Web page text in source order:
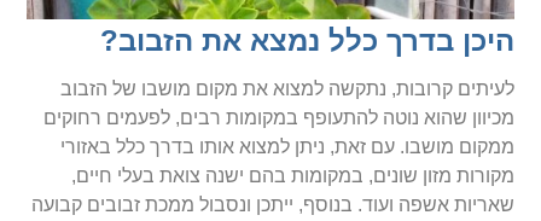
היכן בדרך כלל נמצא את הזבוב?
לעיתים קרובות, נתקשה למצוא את מקום מושבו של הזבוב
מכיוון שהוא נוטה להתעופף במקומות רבים, לפעמים רחוקים
ממקום מושבו. עם זאת, ניתן למצוא אותו בדרך כלל באזורי
מקורות מזון שונים, במקומות בהם ישנה צואת בעלי חיים,
שאריות אשפה ועוד. בנוסף, ייתכן ונסבול ממכת זבובים קבועה